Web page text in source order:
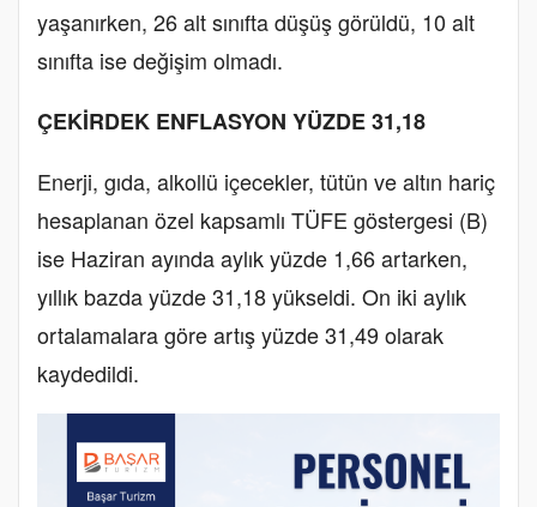
yaşanırken, 26 alt sınıfta düşüş görüldü, 10 alt
sınıfta ise değişim olmadı.
ÇEKİRDEK ENFLASYON YÜZDE 31,18
Enerji, gıda, alkollü içecekler, tütün ve altın hariç
hesaplanan özel kapsamlı TÜFE göstergesi (B)
ise Haziran ayında aylık yüzde 1,66 artarken,
yıllık bazda yüzde 31,18 yükseldi. On iki aylık
ortalamalara göre artış yüzde 31,49 olarak
kaydedildi.